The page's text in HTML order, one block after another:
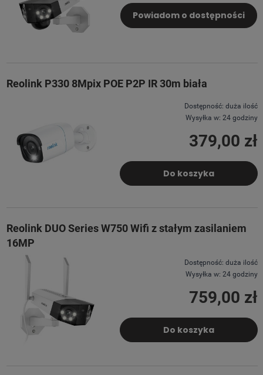
Powiadom o dostępności
Reolink P330 8Mpix POE P2P IR 30m biała
Dostępność: duża ilość
Wysyłka w: 24 godziny
379,00 zł
Do koszyka
Reolink DUO Series W750 Wifi z stałym zasilaniem
16MP
Dostępność: duża ilość
Wysyłka w: 24 godziny
759,00 zł
Do koszyka